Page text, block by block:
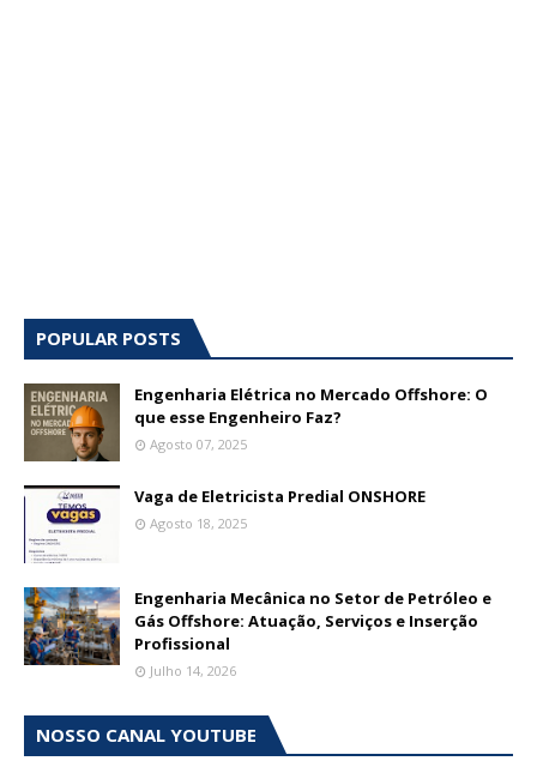
POPULAR POSTS
Engenharia Elétrica no Mercado Offshore: O
que esse Engenheiro Faz?
Agosto 07, 2025
Vaga de Eletricista Predial ONSHORE
Agosto 18, 2025
Engenharia Mecânica no Setor de Petróleo e
Gás Offshore: Atuação, Serviços e Inserção
Profissional
Julho 14, 2026
NOSSO CANAL YOUTUBE